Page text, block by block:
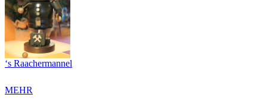
‘s Raachermannel
MEHR